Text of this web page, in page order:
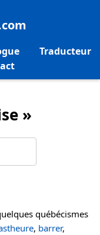
Traducteur
»
québécismes
, barrer,